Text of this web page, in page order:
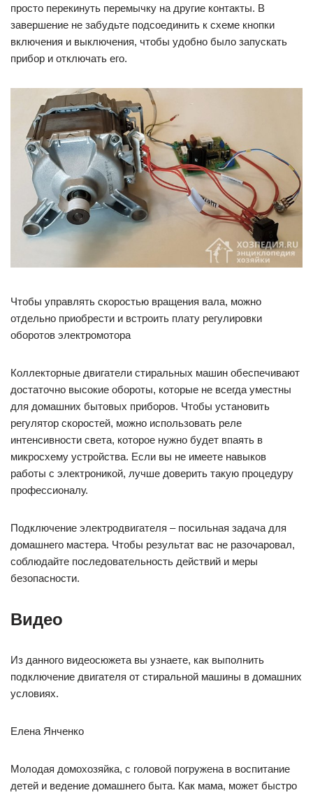
просто перекинуть перемычку на другие контакты. В
завершение не забудьте подсоединить к схеме кнопки
включения и выключения, чтобы удобно было запускать
прибор и отключать его.
Чтобы управлять скоростью вращения вала, можно
отдельно приобрести и встроить плату регулировки
оборотов электромотора
Коллекторные двигатели стиральных машин обеспечивают
достаточно высокие обороты, которые не всегда уместны
для домашних бытовых приборов. Чтобы установить
регулятор скоростей, можно использовать реле
интенсивности света, которое нужно будет впаять в
микросхему устройства. Если вы не имеете навыков
работы с электроникой, лучше доверить такую процедуру
профессионалу.
Подключение электродвигателя – посильная задача для
домашнего мастера. Чтобы результат вас не разочаровал,
соблюдайте последовательность действий и меры
безопасности.
Видео
Из данного видеосюжета вы узнаете, как выполнить
подключение двигателя от стиральной машины в домашних
условиях.
Елена Янченко
Молодая домохозяйка, с головой погружена в воспитание
детей и ведение домашнего быта. Как мама, может быстро